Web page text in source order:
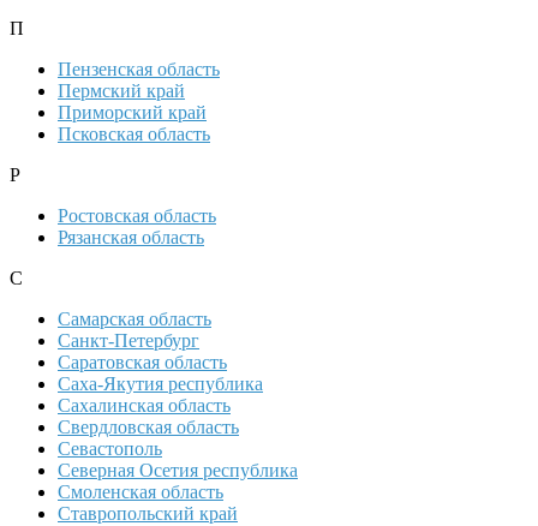
П
Пензенская область
Пермский край
Приморский край
Псковская область
Р
Ростовская область
Рязанская область
С
Самарская область
Санкт-Петербург
Саратовская область
Саха-Якутия республика
Сахалинская область
Свердловская область
Севастополь
Северная Осетия республика
Смоленская область
Ставропольский край